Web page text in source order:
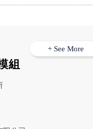
組
+ See More